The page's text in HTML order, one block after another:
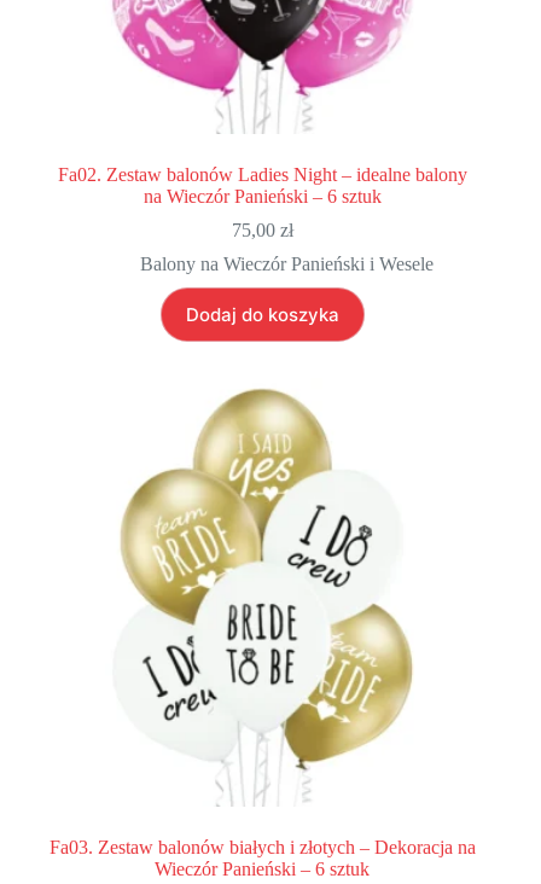
Fa02. Zestaw balonów Ladies Night – idealne balony
na Wieczór Panieński – 6 sztuk
75,00 zł
Balony na Wieczór Panieński i Wesele
Dodaj do koszyka
Fa03. Zestaw balonów białych i złotych – Dekoracja na
Wieczór Panieński – 6 sztuk